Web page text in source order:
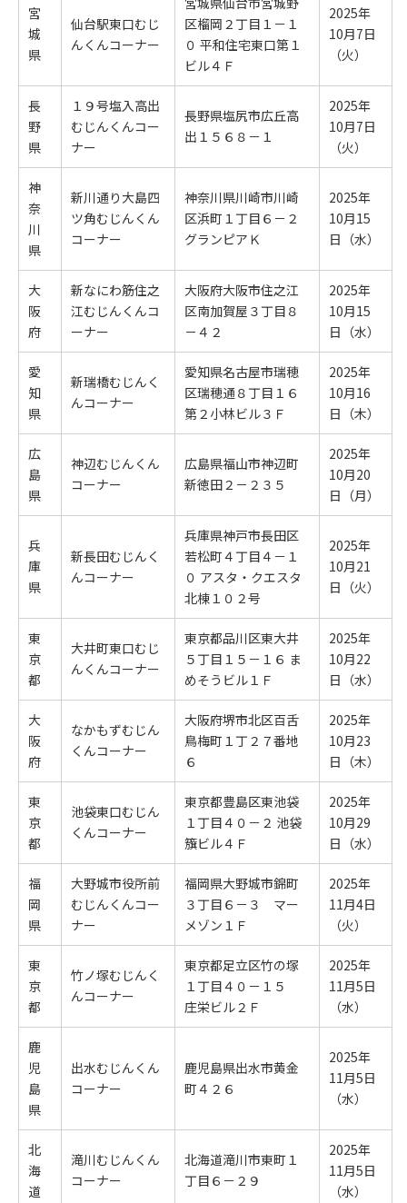
宮
城
県
仙台駅東口むじ
んくんコーナー
区榴岡２丁目１－１
０ 平和住宅東口第１
ビル４Ｆ
2025年
10月7日
（火）
長
野
県
１９号塩入高出
むじんくんコー
ナー
長野県塩尻市広丘高
出１５６８－１
2025年
10月7日
（火）
神
奈
川
県
新川通り大島四
ツ角むじんくん
コーナー
神奈川県川崎市川崎
区浜町１丁目６－２
グランピアＫ
2025年
10月15
日（水）
大
阪
府
新なにわ筋住之
江むじんくんコ
ーナー
大阪府大阪市住之江
区南加賀屋３丁目８
－４２
2025年
10月15
日（水）
愛
知
県
新瑞橋むじんく
んコーナー
愛知県名古屋市瑞穂
区瑞穂通８丁目１６
第２小林ビル３Ｆ
2025年
10月16
日（木）
広
島
県
神辺むじんくん
コーナー
広島県福山市神辺町
新徳田２－２３５
2025年
10月20
日（月）
兵
庫
県
新長田むじんく
んコーナー
兵庫県神戸市長田区
若松町４丁目４－１
０ アスタ・クエスタ
北棟１０２号
2025年
10月21
日（火）
東
京
都
大井町東口むじ
んくんコーナー
東京都品川区東大井
５丁目１５－１６ ま
めそうビル１Ｆ
2025年
10月22
日（水）
大
阪
府
なかもずむじん
くんコーナー
大阪府堺市北区百舌
鳥梅町１丁２７番地
６
2025年
10月23
日（木）
東
京
都
池袋東口むじん
くんコーナー
東京都豊島区東池袋
１丁目４０－２ 池袋
籏ビル４Ｆ
2025年
10月29
日（水）
福
岡
県
大野城市役所前
むじんくんコー
ナー
福岡県大野城市錦町
３丁目６－３ マー
メゾン１Ｆ
2025年
11月4日
（火）
東
京
都
竹ノ塚むじんく
んコーナー
東京都足立区竹の塚
１丁目４０－１５
庄栄ビル２Ｆ
2025年
11月5日
（水）
鹿
児
島
県
出水むじんくん
コーナー
鹿児島県出水市黄金
町４２６
2025年
11月5日
（水）
北
海
道
滝川むじんくん
コーナー
北海道滝川市東町１
丁目６－２９
2025年
11月5日
（水）